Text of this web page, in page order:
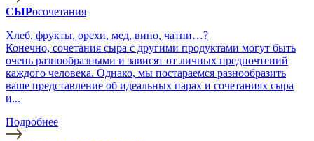
СЫРосочетания
Хлеб, фрукты, орехи, мед, вино, чатни…?
Конечно, сочетания сыра с другими продуктами могут быть
очень разнообразными и зависят от личных предпочтений
каждого человека. Однако, мы постараемся разнообразить
ваше представление об идеальных парах и сочетаниях сыра
и...
Подробнее